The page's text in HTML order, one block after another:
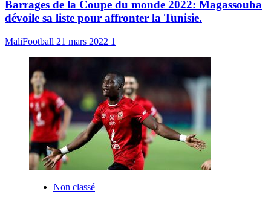
Barrages de la Coupe du monde 2022: Magassouba
dévoile sa liste pour affronter la Tunisie.
MaliFootball 21 mars 2022 1
Non classé